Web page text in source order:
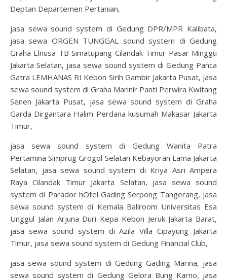
Deptan Departemen Pertanian,
jasa sewa sound system di Gedung DPR/MPR Kalibata,
jasa sewa ORGEN TUNGGAL sound system di Gedung
Graha Elnusa TB Simatupang Cilandak Timur Pasar Minggu
Jakarta Selatan, jasa sewa sound system di Gedung Panca
Gatra LEMHANAS RI Kebon Sirih Gambir Jakarta Pusat, jasa
sewa sound system di Graha Marinir Panti Perwira Kwitang
Senen Jakarta Pusat, jasa sewa sound system di Graha
Garda Dirgantara Halim Perdana kusumah Makasar Jakarta
Timur,
jasa sewa sound system di Gedung Wanita Patra
Pertamina Simprug Grogol Selatan Kebayoran Lama Jakarta
Selatan, jasa sewa sound system di Kriya Asri Ampera
Raya Cilandak Timur Jakarta Selatan, jasa sewa sound
system di Parador hOtel Gading Serpong Tangerang, jasa
sewa sound system di Kemala Ballroom Universitas Esa
Unggul Jalan Arjuna Duri Kepa Kebon Jeruk Jakarta Barat,
jasa sewa sound system di Azila Villa Cipayung Jakarta
Timur, jasa sewa sound system di Gedung Financial Club,
jasa sewa sound system di Gedung Gading Marina, jasa
sewa sound system di Gedung Gelora Bung Karno, jasa